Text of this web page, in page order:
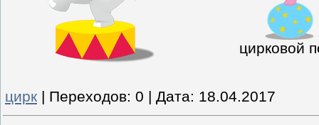
цирковой
цирк | Переходов: 0 | Дата: 18.04.2017